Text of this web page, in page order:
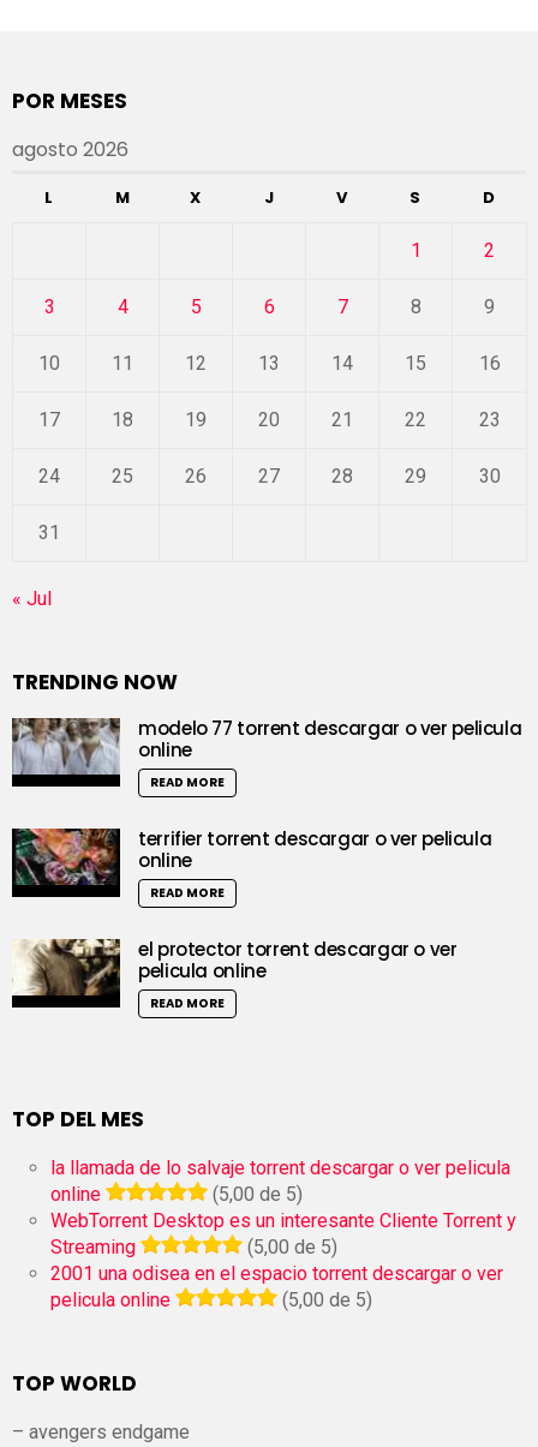
POR MESES
agosto 2026
L M X J V S D
1 2
3 4 5 6 7 8 9
10 11 12 13 14 15 16
17 18 19 20 21 22 23
24 25 26 27 28 29 30
31
« Jul
TRENDING NOW
modelo 77 torrent descargar o ver pelicula
online
READ MORE
terrifier torrent descargar o ver pelicula
online
READ MORE
el protector torrent descargar o ver
pelicula online
READ MORE
TOP DEL MES
la llamada de lo salvaje torrent descargar o ver pelicula
online
(5,00 de 5)
WebTorrent Desktop es un interesante Cliente Torrent y
Streaming
(5,00 de 5)
2001 una odisea en el espacio torrent descargar o ver
pelicula online
(5,00 de 5)
TOP WORLD
– avengers endgame